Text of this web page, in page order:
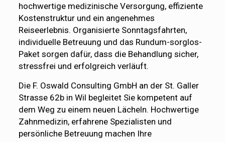
hochwertige medizinische Versorgung, effiziente
Kostenstruktur und ein angenehmes
Reiseerlebnis. Organisierte Sonntagsfahrten,
individuelle Betreuung und das Rundum-sorglos-
Paket sorgen dafür, dass die Behandlung sicher,
stressfrei und erfolgreich verläuft.
Die F. Oswald Consulting GmbH an der St. Galler
Strasse 62b in Wil begleitet Sie kompetent auf
dem Weg zu einem neuen Lächeln. Hochwertige
Zahnmedizin, erfahrene Spezialisten und
persönliche Betreuung machen Ihre